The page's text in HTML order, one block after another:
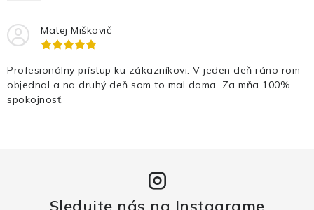
Matej Miškovič
Profesionálny prístup ku zákazníkovi. V jeden deň ráno rom
objednal a na druhý deň som to mal doma. Za mňa 100%
spokojnosť.
Sledujte nás na Instagrame